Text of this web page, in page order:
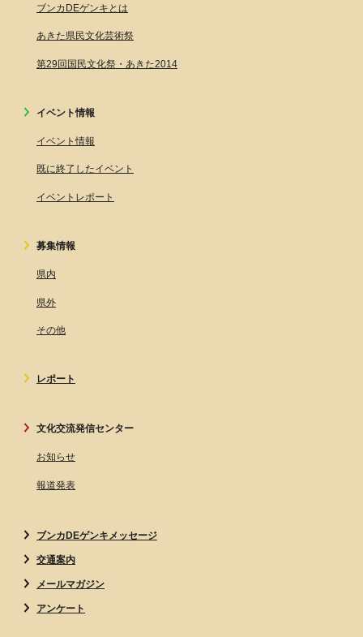
ブンカDEゲンキとは
あきた県民文化芸術祭
第29回国民文化祭・あきた2014
イベント情報
イベント情報
既に終了したイベント
イベントレポート
募集情報
県内
県外
その他
レポート
文化交流発信センター
お知らせ
報道発表
ブンカDEゲンキメッセージ
交通案内
メールマガジン
アンケート